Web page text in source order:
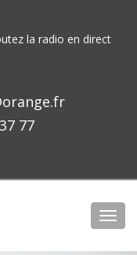
la radio en direct
77